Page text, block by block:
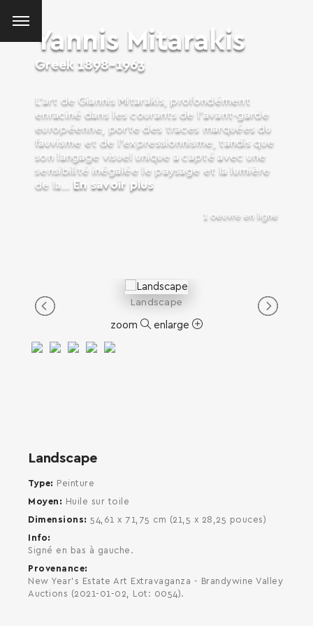
SEARCH AND PRESS ENTER
Yannis Mitarakis
Greek 1898-1963
L’art de Giannis Mitarakis, profondément
enraciné dans les courants de l’avant-garde
européenne, porte des traces marquées du
fauvisme et de l’expressionnisme, tandis que
son langage visuel unique a capté avec une
sensibilité inégalée le paysage et la lumière
de la... En savoir plus
1 oeuvre en ligne
Landscape
zoom enlarge
Landscape
Type
Peinture
Moyen
Huile sur toile
Dimensions
54,61 x 71,75 cm (21,5 x 28,25 pouces)
Info
Signé en bas à gauche.
Provenance
New Year's Estate Art Extravaganza - Brandywine Valley
Auctions (2021-01-02, Lot: 0054).